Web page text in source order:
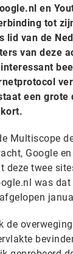
en
tot
lid van de
van deze
een
Multiscope
Google
deze twee
was